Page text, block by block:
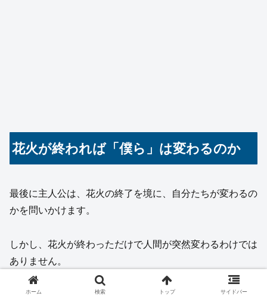
花火が終われば「僕ら」は変わるのか
最後に主人公は、花火の終了を境に、自分たちが変わるの
かを問いかけます。
しかし、花火が終わっただけで人間が突然変わるわけでは
ありません。
明日になっても、迷いや後悔は残っているでしょう。
ホーム 検索 トップ サイドバー